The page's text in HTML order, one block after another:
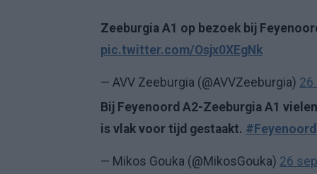
Zeeburgia A1 op bezoek bij
pic.twitter.com/Osjx0XEgNk
— AVV Zeeburgia (@AVVZeeburgia) 26
Bij Feyenoord A2-Zeeburgia A1
is vlak voor tijd gestaakt. #Feyenoord
— Mikos Gouka (@MikosGouka) 26